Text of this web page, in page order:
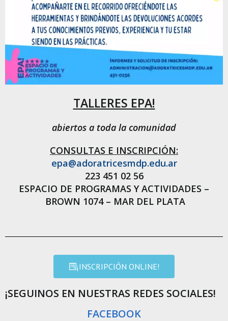
TALLERES EPA!
abiertos a toda la comunidad
CONSULTAS E INSCRIPCIÓN:
epa@adoratricesmdp.edu.ar
223 451 02 56
ESPACIO DE PROGRAMAS Y ACTIVIDADES –
BROWN 1074 – MAR DEL PLATA
¡INSCRIPCIÓN ONLINE!
¡SEGUINOS EN NUESTRAS REDES SOCIALES!
FACEBOOK